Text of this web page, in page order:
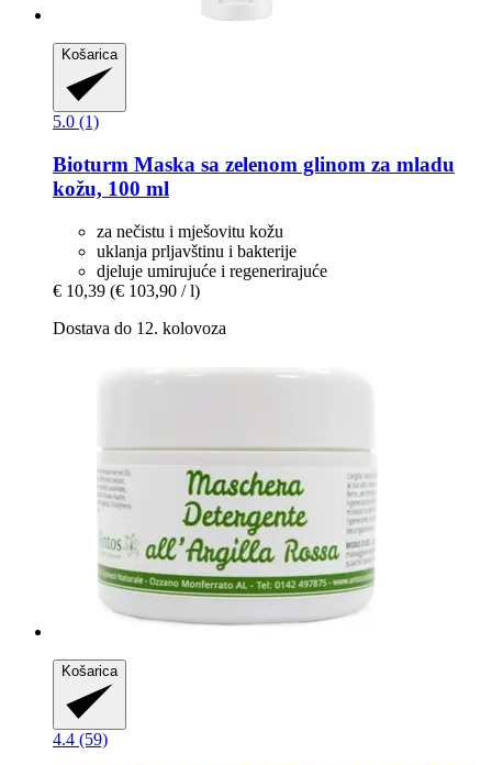
Košarica
5.0 (1)
Bioturm Maska sa zelenom glinom za mladu
kožu, 100 ml
za nečistu i mješovitu kožu
uklanja prljavštinu i bakterije
djeluje umirujuće i regenerirajuće
€ 10,39 (€ 103,90 / l)
Dostava do 12. kolovoza
Košarica
4.4 (59)